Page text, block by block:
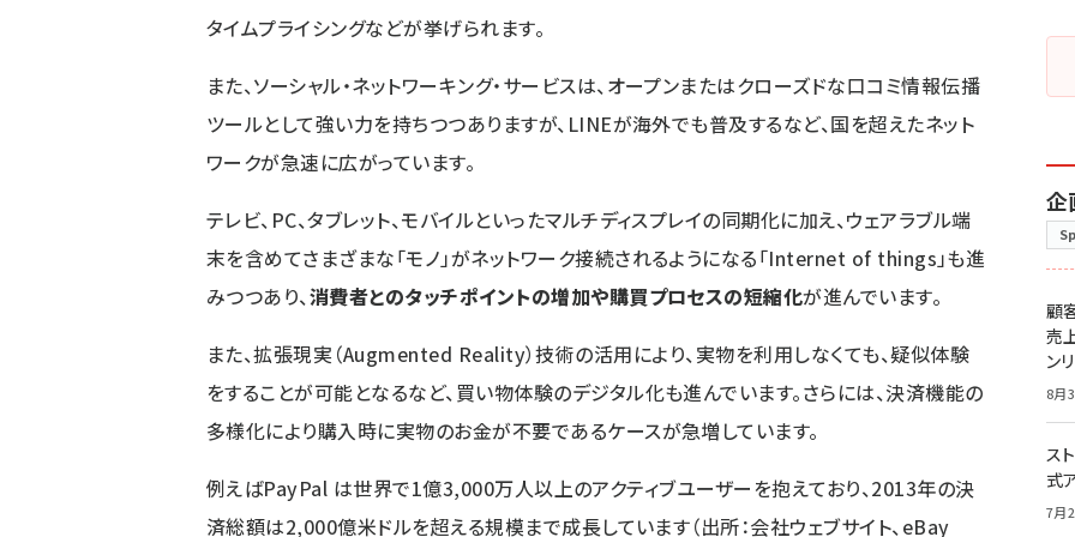
タイムプライシングなどが挙げられます。
また、ソーシャル・ネットワーキング・サービスは、オープンまたはクローズドな口コミ情報伝播
ツールとして強い力を持ちつつありますが、LINEが海外でも普及するなど、国を超えたネット
ワークが急速に広がっています。
テレビ、PC、タブレット、モバイルといったマルチディスプレイの同期化に加え、ウェアラブル端
末を含めてさまざまな「モノ」がネットワーク接続されるようになる「Internet of things」も進
みつつあり、消費者とのタッチポイントの増加や購買プロセスの短縮化が進んでいます。
また、拡張現実（Augmented Reality）技術の活用により、実物を利用しなくても、疑似体験
をすることが可能となるなど、買い物体験のデジタル化も進んでいます。さらには、決済機能の
多様化により購入時に実物のお金が不要であるケースが急増しています。
例えばPayPal は世界で1億3,000万人以上のアクティブユーザーを抱えており、2013年の決
済総額は2,000億米ドルを超える規模まで成長しています（出所：会社ウェブサイト、eBay
企
顧
売
ン
8月
ス
式
7月